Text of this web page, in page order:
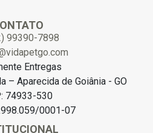
99390-7898
Entregas
– Aparecida de Goiânia - GO
74933-530
0001-07